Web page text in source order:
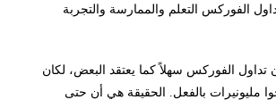
الفوركس التعلم والممارسة والتجربة
تداول الفوركس سهلاً كما يعتقد البعض، لكان
مليونيرات بالفعل. الحقيقة هي أن حتى